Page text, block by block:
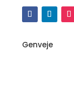
Genveje